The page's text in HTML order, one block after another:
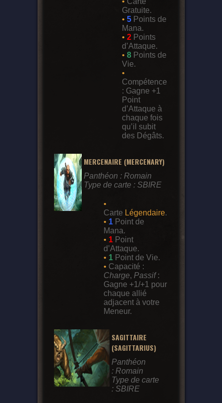
Gratuite.
• 5Points de
Mana.
• 2Points
d’Attaque.
• 8Points de
Vie.
•
Compétence
: Gagne +1
Point
d’Attaque à
chaque fois
qu’il subit
des Dégâts.
MERCENAIRE (MERCENARY)
Panthéon : Romain
Type de carte : SBIRE
•
Carte Légendaire.
• 1Point de
Mana.
• 1Point
d’Attaque.
• 1Point de Vie.
• Capacité :
Charge, Passif:
Gagne +1/+1 pour
chaque allié
adjacent à votre
Meneur.
SAGITTAIRE
(SAGITTARIUS)
Panthéon
: Romain
Type de carte
: SBIRE